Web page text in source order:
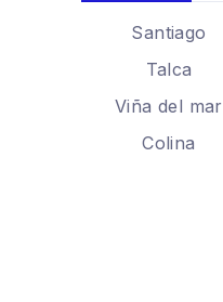
Santiago
Talca
Viña del mar
Colina